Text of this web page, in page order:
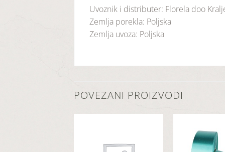
Uvoznik i distributer: Florela doo
Zemlja porekla: Poljska
Zemlja uvoza: Poljska
POVEZANI PROIZVODI